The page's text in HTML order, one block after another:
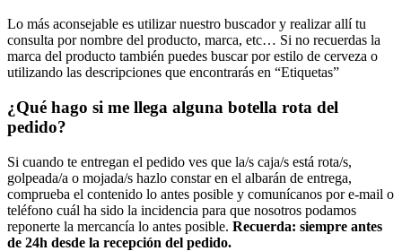
Lo más aconsejable es utilizar nuestro buscador y realizar allí tu
consulta por nombre del producto, marca, etc… Si no recuerdas la
marca del producto también puedes buscar por estilo de cerveza o
utilizando las descripciones que encontrarás en “Etiquetas”
¿Qué hago si me llega alguna botella rota del
pedido?
Si cuando te entregan el pedido ves que la/s caja/s está rota/s,
golpeada/a o mojada/s hazlo constar en el albarán de entrega,
comprueba el contenido lo antes posible y comunícanos por e-mail o
teléfono cuál ha sido la incidencia para que nosotros podamos
reponerte la mercancía lo antes posible. Recuerda: siempre antes
de 24h desde la recepción del pedido.